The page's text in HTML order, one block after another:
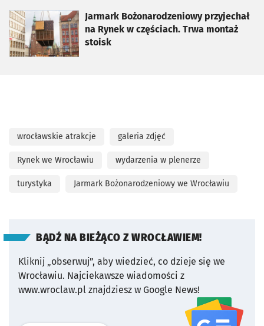
Jarmark Bożonarodzeniowy przyjechał
na Rynek w częściach. Trwa montaż
stoisk
otworzy się w nowej karcie
wrocławskie atrakcje galeria zdjęć
Rynek we Wrocławiu wydarzenia w plenerze
turystyka Jarmark Bożonarodzeniowy we Wrocławiu
BĄDŹ NA BIEŻĄCO Z WROCŁAWIEM!
Kliknij „obserwuj”, aby wiedzieć, co dzieje się we
Wrocławiu. Najciekawsze wiadomości z
www.wroclaw.pl znajdziesz w Google News!